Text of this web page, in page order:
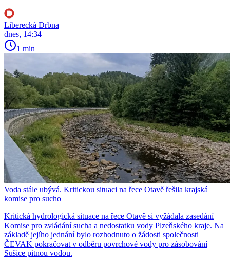
Liberecká Drbna
dnes, 14:34
1 min
Voda stále ubývá. Kritickou situaci na řece Otavě řešila krajská
komise pro sucho
Kritická hydrologická situace na řece Otavě si vyžádala zasedání
Komise pro zvládání sucha a nedostatku vody Plzeňského kraje. Na
základě jejího jednání bylo rozhodnuto o žádosti společnosti
ČEVAK pokračovat v odběru povrchové vody pro zásobování
Sušice pitnou vodou.